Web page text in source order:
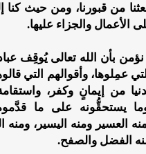
من قبورنا، ومن حيث
الأعمال والجزاء عليها.
نؤمن بأن الله تعالى يُوقِف
عمِلوها، وأقوالهم التي
من إيمانٍ وكفر،
يستحقُّونه على ما
العسير ومنه اليسير، ومنه
الفضل والصفح.